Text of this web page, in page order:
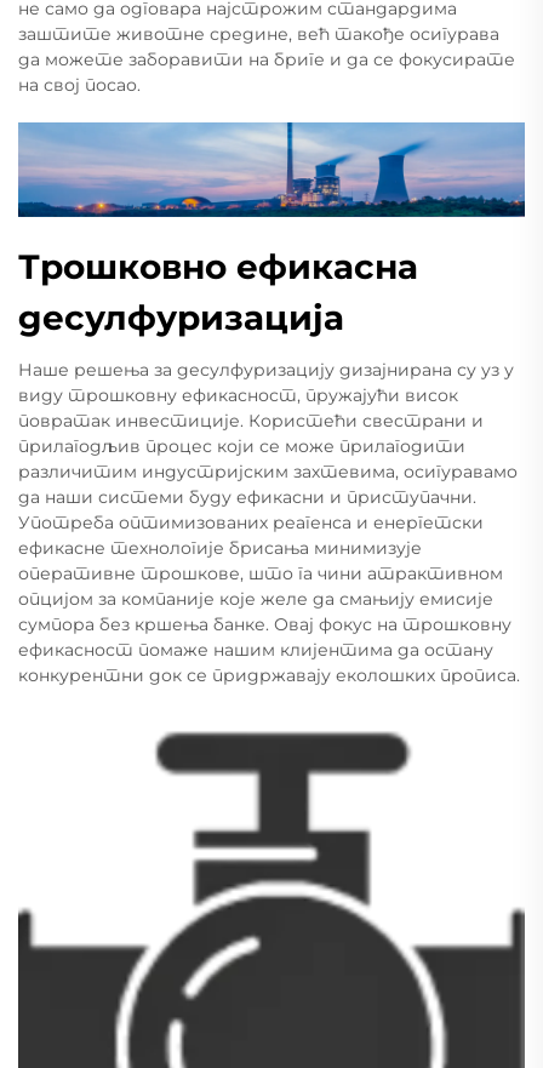
не само да одговара најстрожим стандардима
заштите животне средине, већ такође осигурава
да можете заборавити на бриге и да се фокусирате
на свој посао.
Трошковно ефикасна
десулфуризација
Наше решења за десулфуризацију дизајнирана су уз у
виду трошковну ефикасност, пружајући висок
повратак инвестиције. Користећи свестрани и
прилагодљив процес који се може прилагодити
различитим индустријским захтевима, осигуравамо
да наши системи буду ефикасни и приступачни.
Употреба оптимизованих реагенса и енергетски
ефикасне технологије брисања минимизује
оперативне трошкове, што га чини атрактивном
опцијом за компаније које желе да смањију емисије
сумпора без кршења банке. Овај фокус на трошковну
ефикасност помаже нашим клијентима да остану
конкурентни док се придржавају еколошких прописа.